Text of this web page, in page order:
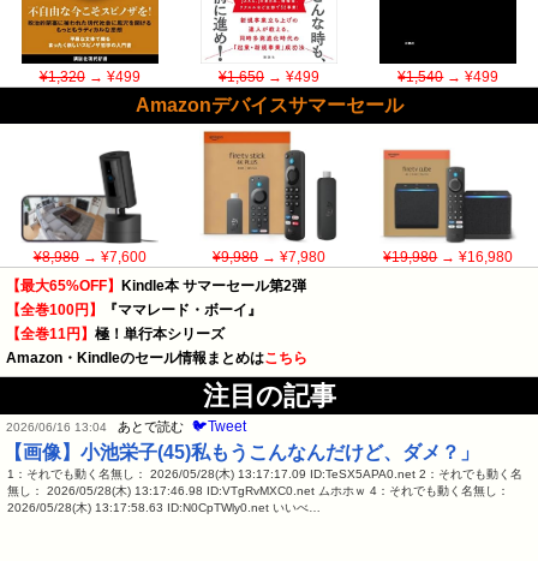
¥1,320→ ¥499 ¥1,650→ ¥499 ¥1,540→ ¥499
Amazonデバイスサマーセール
¥8,980→ ¥7,600 ¥9,980→ ¥7,980 ¥19,980→ ¥16,980
【最大65%OFF】
Kindle本 サマーセール第2弾
【全巻100円】
『ママレード・ボーイ』
【全巻11円】 極！単行本シリーズ
Amazon・Kindleのセール情報まとめはこちら
注目の記事
2026/06/16 13:04 あとで読む 🐦Tweet
【画像】小池栄子(45)私もうこんなんだけど、ダメ？」
1：それでも動く名無し： 2026/05/28(木) 13:17:17.09 ID:TeSX5APA0.net 2：それでも動く名
無し： 2026/05/28(木) 13:17:46.98 ID:VTgRvMXC0.net ムホホｗ 4：それでも動く名無し：
2026/05/28(木) 13:17:58.63 ID:N0CpTWly0.net いいべ…